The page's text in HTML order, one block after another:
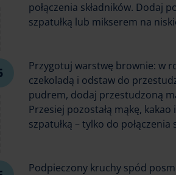
połączenia składników. Dodaj
szpatułką lub mikserem na
Przygotuj warstwę brownie: w
czekoladą i odstaw do
pudrem, dodaj przestudzoną
Przesiej pozostałą mąkę,
szpatułką – tylko do połączenia
Podpieczony kruchy spód